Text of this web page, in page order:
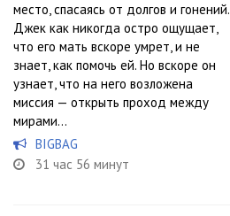
место, спасаясь от долгов и гонений.
Джек как никогда остро ощущает,
что его мать вскоре умрет, и не
знает, как помочь ей. Но вскоре он
узнает, что на него возложена
миссия — открыть проход между
мирами...
BIGBAG
31 час 56 минут